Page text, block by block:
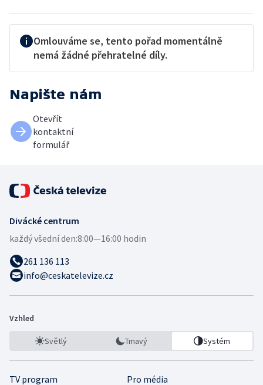
Omlouváme se, tento pořad momentálně
nemá žádné přehratelné díly.
Napište nám
Otevřít
kontaktní
formulář
Divácké centrum
každý všední den:8:00—16:00 hodin
261 136 113
info@ceskatelevize.cz
Vzhled
Světlý Tmavý Systém
TV program Pro média